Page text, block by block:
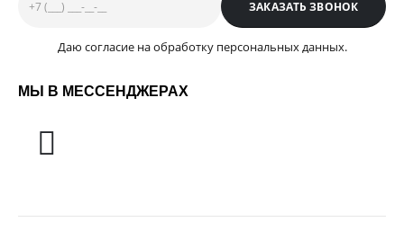
Даю согласие на обработку персональных данных.
МЫ В МЕССЕНДЖЕРАХ